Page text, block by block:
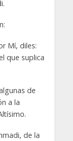
Mí, diles:
que suplica
de
a la
de la